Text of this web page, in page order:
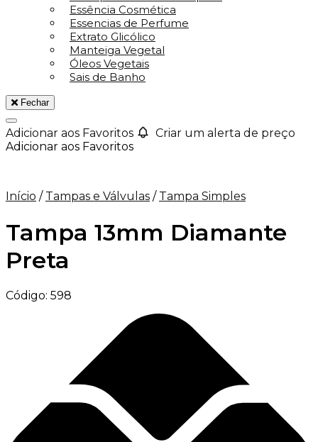
Essência Cosmética
Essencias de Perfume
Extrato Glicólico
Manteiga Vegetal
Óleos Vegetais
Sais de Banho
Fechar
Adicionar aos Favoritos
Criar um alerta de preço
Adicionar aos Favoritos
Início / Tampas e Válvulas / Tampa Simples
Tampa 13mm Diamante
Preta
Código: 598